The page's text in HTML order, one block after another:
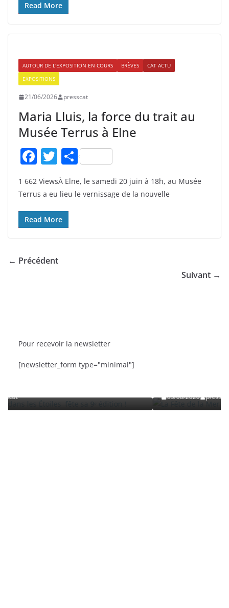
o
Read More
AUTOUR DE L'EXPOSITION EN COURS BRÈVES
CAT ACTU
EXPOSITIONS
21/06/2026 presscat
Maria Lluis, la force du trait au
Musée Terrus à Elne
F
a
c
e
b
o
k
T
w
itt
er
P
ar
ta
1 662 ViewsÀ Elne, le samedi 20 juin à 18h, au Musée
Terrus a eu lieu le vernissage de la nouvelle
Read More
← Précédent
Suivant →
Pour recevoir la newsletter
[newsletter_form type="minimal"]
édition
La Fête de la Mer et des Pêcheurs à Canet-en-
03/08/2026 presscat